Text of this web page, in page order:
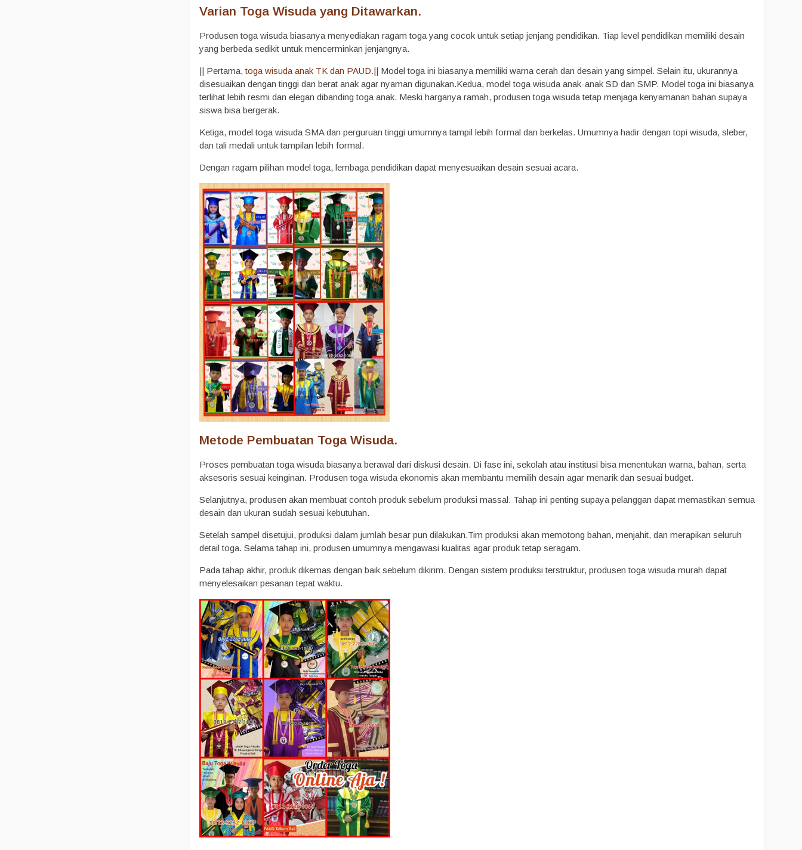
Varian Toga Wisuda yang Ditawarkan.
Produsen toga wisuda biasanya menyediakan ragam toga yang cocok untuk setiap jenjang pendidikan. Tiap level pendidikan memiliki desain
yang berbeda sedikit untuk mencerminkan jenjangnya.
|| Pertama,toga wisuda anak TK dan PAUD.|| Model toga ini biasanya memiliki warna cerah dan desain yang simpel. Selain itu, ukurannya
disesuaikan dengan tinggi dan berat anak agar nyaman digunakan.Kedua, model toga wisuda anak-anak SD dan SMP. Model toga ini biasanya
terlihat lebih resmi dan elegan dibanding toga anak. Meski harganya ramah, produsen toga wisuda tetap menjaga kenyamanan bahan supaya
siswa bisa bergerak.
Ketiga, model toga wisuda SMA dan perguruan tinggi umumnya tampil lebih formal dan berkelas. Umumnya hadir dengan topi wisuda, sleber,
dan tali medali untuk tampilan lebih formal.
Dengan ragam pilihan model toga, lembaga pendidikan dapat menyesuaikan desain sesuai acara.
Metode Pembuatan Toga Wisuda.
Proses pembuatan toga wisuda biasanya berawal dari diskusi desain. Di fase ini, sekolah atau institusi bisa menentukan warna, bahan, serta
aksesoris sesuai keinginan. Produsen toga wisuda ekonomis akan membantu memilih desain agar menarik dan sesuai budget.
Selanjutnya, produsen akan membuat contoh produk sebelum produksi massal. Tahap ini penting supaya pelanggan dapat memastikan semua
desain dan ukuran sudah sesuai kebutuhan.
Setelah sampel disetujui, produksi dalam jumlah besar pun dilakukan.Tim produksi akan memotong bahan, menjahit, dan merapikan seluruh
detail toga. Selama tahap ini, produsen umumnya mengawasi kualitas agar produk tetap seragam.
Pada tahap akhir, produk dikemas dengan baik sebelum dikirim. Dengan sistem produksi terstruktur, produsen toga wisuda murah dapat
menyelesaikan pesanan tepat waktu.